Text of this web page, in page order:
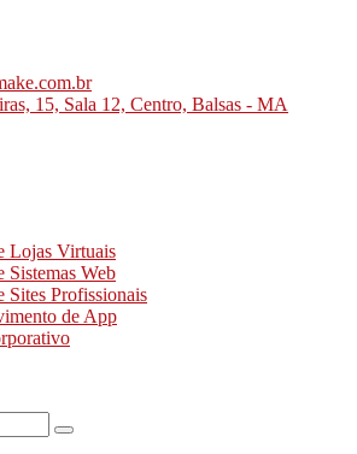
15, Sala 12, Centro, Balsas - MA
Lojas Virtuais
Sistemas Web
Sites Profissionais
de App